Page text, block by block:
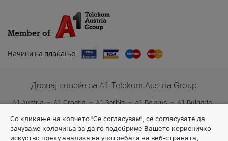
Member of
Начини на плаќање
Дознај повеќе за A1 Telekom Austria Group
A1 Austria A1 Croatia A1 Serbia A1 Belarus
A1 Bulgaria
Со кликање на копчето "Се согласувам", се согласувате да
зачуваме колачиња за да го подобриме Вашето корисничко
искуство преку анализа на употребата на веб-страната,